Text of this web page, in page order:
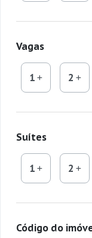
Vagas
1 2
Suítes
1 2
Código do